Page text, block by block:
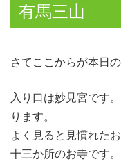
有馬三山
さてここからが本日
入り口は妙見宮です
ります。
よく見ると見慣れた
十三か所のお寺です。